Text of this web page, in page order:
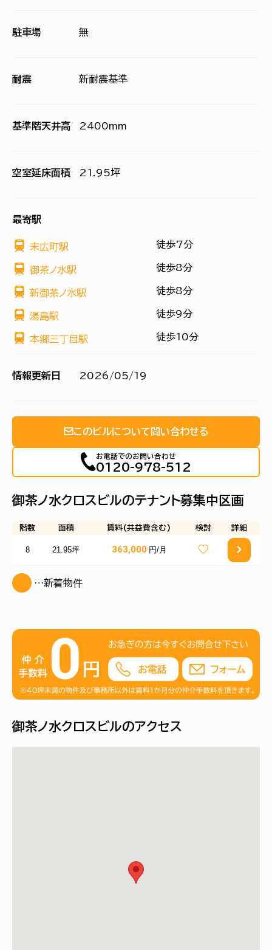
駐車場 無
耐震 新耐震基準
基準階天井高 2400mm
空室延床面積 21.95坪
最寄駅
末広町駅 徒歩7分
御茶ノ水駅 徒歩8分
新御茶ノ水駅 徒歩8分
湯島駅 徒歩9分
本郷三丁目駅 徒歩10分
情報更新日 2026/05/19
このビルについて問い合わせる
お電話でのお問い合わせ
0120-978-512
御茶ノ水クロスビルのテナント募集中区画
階数 面積 賃料(共益費含む) 検討 詳細
8 21.95坪 363,000 円/月
…新着物件
御茶ノ水クロスビルのアクセス